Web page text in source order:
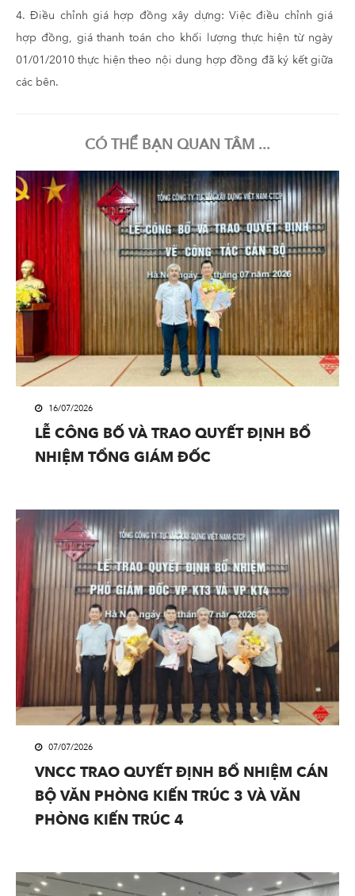
4. Điều chỉnh giá hợp đồng xây dựng: Việc điều chỉnh giá
hợp đồng, giá thanh toán cho khối lượng thực hiện từ ngày
01/01/2010 thực hiện theo nội dung hợp đồng đã ký kết giữa
các bên.
CÓ THỂ BẠN QUAN TÂM ...
16/07/2026
LỄ CÔNG BỐ VÀ TRAO QUYẾT ĐỊNH BỔ
NHIỆM TỔNG GIÁM ĐỐC
07/07/2026
VNCC TRAO QUYẾT ĐỊNH BỔ NHIỆM CÁN
BỘ VĂN PHÒNG KIẾN TRÚC 3 VÀ VĂN
PHÒNG KIẾN TRÚC 4